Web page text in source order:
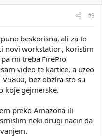
#3
beskorisna, ali za to
novi workstation, koristim
mi treba FirePro
video te kartice, a uzeo
bez obzira sto su
koje gejmerske.
preko Amazona ili
neki drugi nacin da